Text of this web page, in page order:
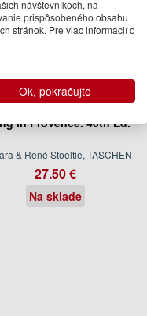
in Provence. 40th Ed.
& René Stoeltie, TASCHEN
27.50 €
Na sklade
návštevníkoch, na
prispôsobeného obsahu
stránok. Pre viac informácií o
Ok, pokračujte